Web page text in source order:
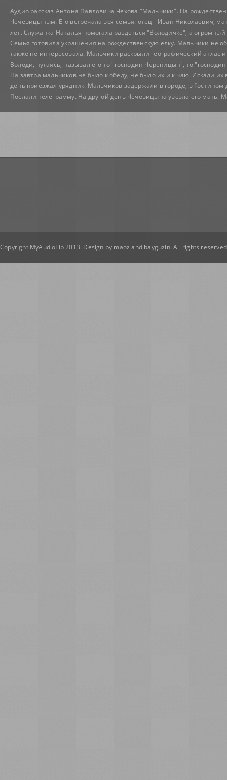
Аудио рассказ Антона Павловича Чехова "Мальчики". На
Чечевицыным. Его встречала вся семья: отец - Иван Николаевич,
лет. Служанка Наталья помогала раздеться "Володичке", а
Семья готовила украшения на рождественскую ёлку. Мальчики не
также не интересовала. Мальчики раскрыли географический
Володи, путаясь, называл его то "господин Черепицын", то
На завтра мальчиков не было к обеду, не было их и к чаю. Искали
день приезжал урядник. Мальчиков задержали в городе, в
Послали телеграмму. На другой день Чечевицына увезла его
Copyright MyAudioLib 2013. Design by maoz and bayguzin. All rights